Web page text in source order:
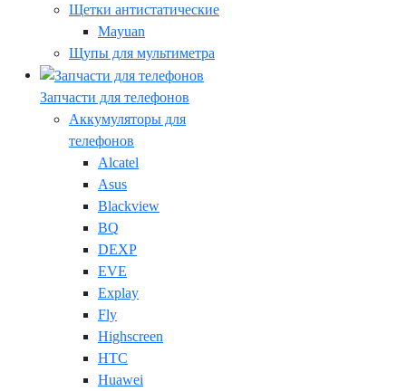
Щетки антистатические
Mayuan
Щупы для мультиметра
Запчасти для телефонов
Аккумуляторы для
телефонов
Alcatel
Asus
Blackview
BQ
DEXP
EVE
Explay
Fly
Highscreen
HTC
Huawei